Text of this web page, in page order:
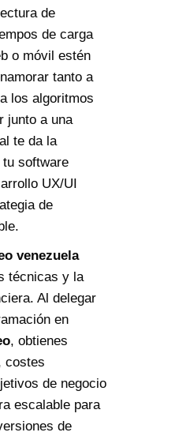
de
de carga
o móvil estén
tanto a
los algoritmos
junto a una
te da la
tu software
UX/UI
de
venezuela
técnicas y la
Al delegar
en
, obtienes
costes
de negocio
escalable para
de